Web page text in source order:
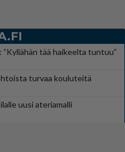
tää haikeelta tuntuu”
turvaa kouluteitä
uusi ateriamalli